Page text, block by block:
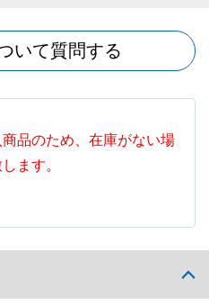
いて質問する
品のため、在庫がない場
ます。